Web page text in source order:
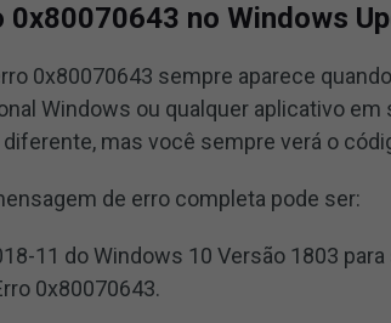
0x80070643 no Windows
0x80070643 sempre aparece
Windows ou qualquer aplicativo
mas você sempre verá o
de erro completa pode ser:
11 do Windows 10 Versão 1803
0x80070643.